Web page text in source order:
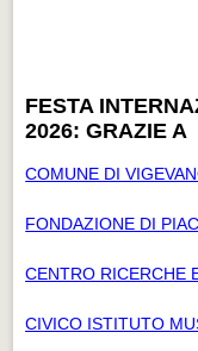
FESTA
2026: GRAZIE A
COMUNE DI
FONDAZIONE DI
CENTRO RICERCHE
CIVICO ISTITUTO